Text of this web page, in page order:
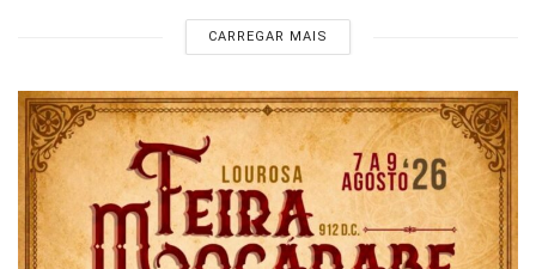
CARREGAR MAIS